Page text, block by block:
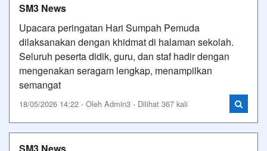
SM3 News
Upacara peringatan Hari Sumpah Pemuda
dilaksanakan dengan khidmat di halaman sekolah.
Seluruh peserta didik, guru, dan staf hadir dengan
mengenakan seragam lengkap, menampilkan
semangat
18/05/2026 14:22 - Oleh Admin3 - Dilihat 367 kali
SM3 News